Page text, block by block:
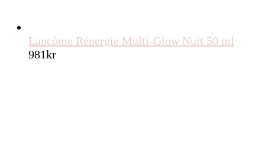
Lancôme Rénergie Multi-Glow Nuit 50 ml
981kr